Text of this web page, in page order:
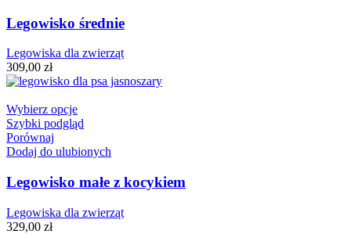
Legowisko średnie
Legowiska dla zwierząt
309,00 zł
Wybierz opcje
Szybki podgląd
Porównaj
Dodaj do ulubionych
Legowisko małe z kocykiem
Legowiska dla zwierząt
329,00 zł